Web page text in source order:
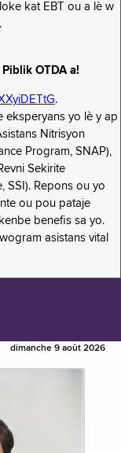
kat EBT ou a lè w
.
OTDA a!
.
eksperyans yo lè y ap
Nitrisyon
Program, SNAP),
Sekirite
SSI). Repons ou yo
ou pou pataje
benefis sa yo.
asistans vital
dimanche 9 août 2026